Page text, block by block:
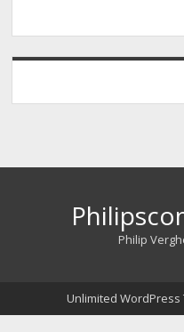
Philip
Unlimited WordPress